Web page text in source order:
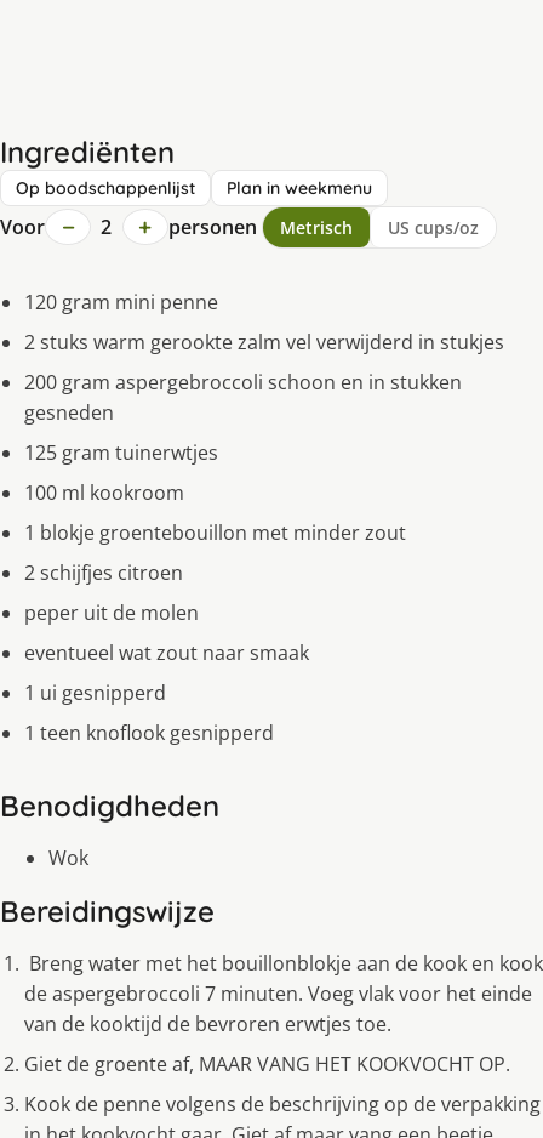
Ingrediënten
Op boodschappenlijst Plan in weekmenu
Voor − 2 + personen Metrisch US cups/oz
120 gram mini penne
2 stuks warm gerookte zalm vel verwijderd in stukjes
200 gram aspergebroccoli schoon en in stukken
gesneden
125 gram tuinerwtjes
100 ml kookroom
1 blokje groentebouillon met minder zout
2 schijfjes citroen
peper uit de molen
eventueel wat zout naar smaak
1 ui gesnipperd
1 teen knoflook gesnipperd
Benodigdheden
Wok
Bereidingswijze
Breng water met het bouillonblokje aan de kook en kook
de aspergebroccoli 7 minuten. Voeg vlak voor het einde
van de kooktijd de bevroren erwtjes toe.
Giet de groente af, MAAR VANG HET KOOKVOCHT OP.
Kook de penne volgens de beschrijving op de verpakking